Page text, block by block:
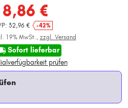
€
32,96 €
-42%
19% MwSt., zzgl. Versand
Sofort lieferbar
prüfen